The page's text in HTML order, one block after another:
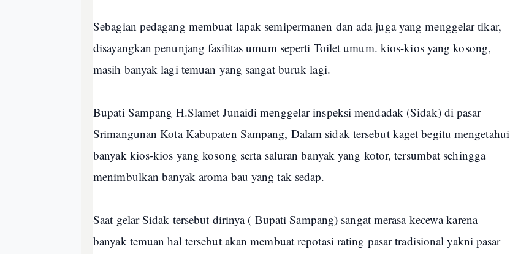
Sebagian pedagang membuat lapak semipermanen dan ada juga yang menggelar tikar,
disayangkan penunjang fasilitas umum seperti Toilet umum. kios-kios yang kosong,
masih banyak lagi temuan yang sangat buruk lagi.
Bupati Sampang H.Slamet Junaidi menggelar inspeksi mendadak (Sidak) di pasar
Srimangunan Kota Kabupaten Sampang, Dalam sidak tersebut kaget begitu mengetahui
banyak kios-kios yang kosong serta saluran banyak yang kotor, tersumbat sehingga
menimbulkan banyak aroma bau yang tak sedap.
Saat gelar Sidak tersebut dirinya ( Bupati Sampang) sangat merasa kecewa karena
banyak temuan hal tersebut akan membuat repotasi rating pasar tradisional yakni pasar